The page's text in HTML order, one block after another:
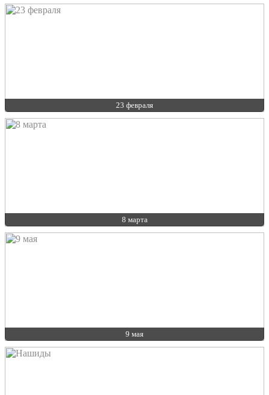
23 февраля
8 марта
9 мая